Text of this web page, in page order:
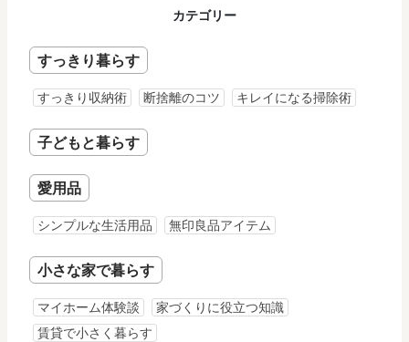
カテゴリー
すっきり暮らす
すっきり収納術 断捨離のコツ キレイになる掃除術
子どもと暮らす
愛用品
シンプルな生活用品 無印良品アイテム
小さな家で暮らす
マイホーム体験談
家づくりに役立つ知識
賃貸で小さく暮らす